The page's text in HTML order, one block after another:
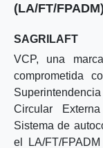
(LA/FT/FPADM)
SAGRILAFT
VCP, una
comprometida
Circular
Sistema de
el LA/FT/